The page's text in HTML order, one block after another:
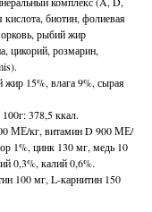
биотин, фолиевая
рыбий жир
цикорий, розмарин,
жир 15%, влага 9%, сырая
100г: 378,5 ккал.
МЕ/кг, витамин D 900 МЕ/
1%, цинк 130 мг, медь 10
0,3%, калий 0,6%.
100 мг, L-карнитин 150